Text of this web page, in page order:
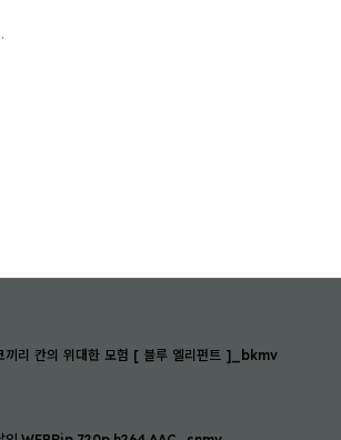
끼리 칸의 위대한 모험 [ 블루 엘리펀트 ]_bkmv